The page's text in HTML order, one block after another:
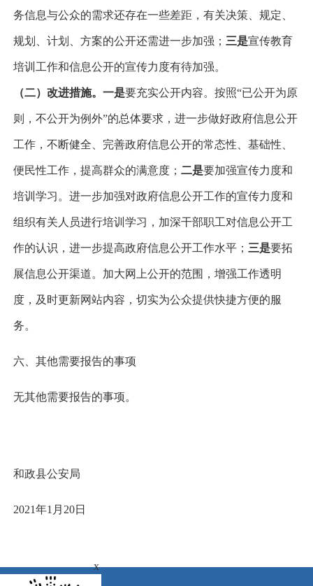
务信息与公众的需求还存在一些差距，有关决策、规定、
规划、计划、方案的公开还需进一步加强； 三是宣传教育
培训工作和信息公开的宣传力度有待加强。
（二）改进措施。 一是要充实公开内容。按照“已公开为原
则，不公开为例外”的总体要求，进一步做好政府信息公开
工作，不断健全、完善政府信息公开的常态性、基础性、
便民性工作，提高群众的满意度； 二是要加强宣传力度和
培训学习。进一步加强对政府信息公开工作的宣传力度和
组织有关人员进行培训学习，加深干部职工对信息公开工
作的认识，进一步提高政府信息公开工作水平； 三是要拓
展信息公开渠道。加大网上公开的范围，增强工作透明
度，及时更新网站内容，切实为公众提供快捷方便的服
务。
六、其他需要报告的事项
无其他需要报告的事项。
和政县公安局
2021年1月20日
x